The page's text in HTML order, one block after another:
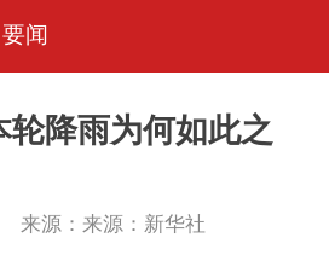
要闻
轮降雨为何如此之
来源： 来源：新华社